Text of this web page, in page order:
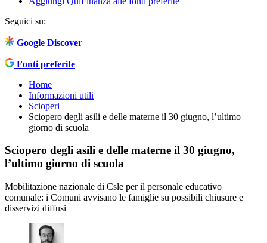
Seguici su:
Google Discover
Fonti preferite
Home
Informazioni utili
Scioperi
Sciopero degli asili e delle materne il 30 giugno, l’ultimo
giorno di scuola
Sciopero degli asili e delle materne il 30 giugno,
l’ultimo giorno di scuola
Mobilitazione nazionale di Csle per il personale educativo
comunale: i Comuni avvisano le famiglie su possibili chiusure e
disservizi diffusi